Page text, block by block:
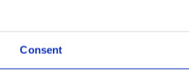
Consent